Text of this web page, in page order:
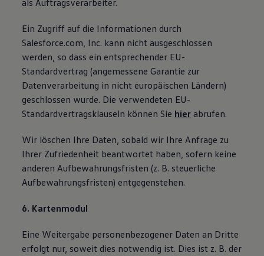
als Auftragsverarbeiter.
Ein Zugriff auf die Informationen durch
Salesforce.com, Inc. kann nicht ausgeschlossen
werden, so dass ein entsprechender EU-
Standardvertrag (angemessene Garantie zur
Datenverarbeitung in nicht europäischen Ländern)
geschlossen wurde. Die verwendeten EU-
Standardvertragsklauseln können Sie hier abrufen.
Wir löschen Ihre Daten, sobald wir Ihre Anfrage zu
Ihrer Zufriedenheit beantwortet haben, sofern keine
anderen Aufbewahrungsfristen (z. B. steuerliche
Aufbewahrungsfristen) entgegenstehen.
6. Kartenmodul
Eine Weitergabe personenbezogener Daten an Dritte
erfolgt nur, soweit dies notwendig ist. Dies ist z. B. der